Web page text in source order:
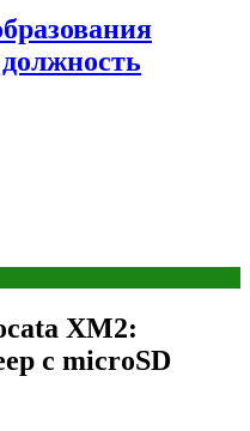
XM2:
с microSD